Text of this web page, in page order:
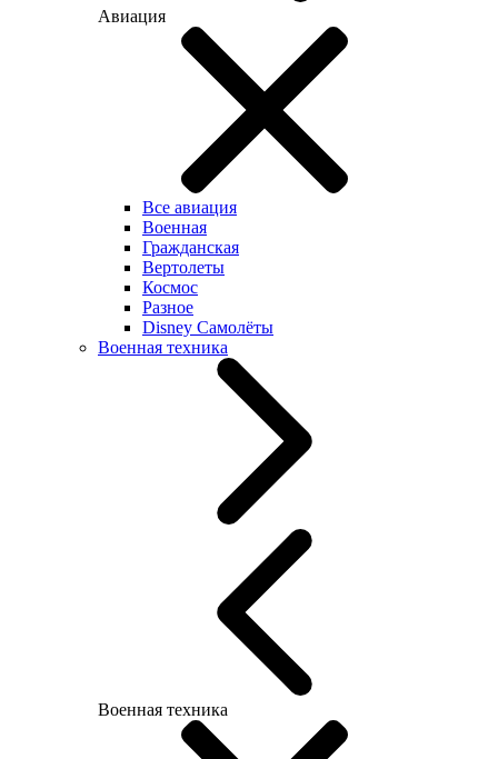
Авиация
Все авиация
Военная
Гражданская
Вертолеты
Космос
Разное
Disney Самолёты
Военная техника
Военная техника